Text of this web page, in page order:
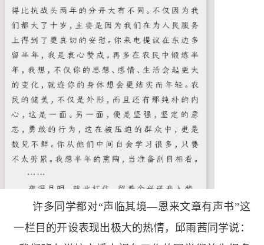
许多同学都对“声临其境—恩来文章有声书”这
一栏目的开设表现出极大的热情，邱雨茜同学说：